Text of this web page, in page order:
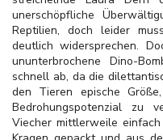
unerschöpfliche
Reptilien, doch leider
deutlich widersprechen.
ununterbrochene Dino-
schnell ab, da die
den Tieren epische
Bedrohungspotenzial zu
Viecher mittlerweile